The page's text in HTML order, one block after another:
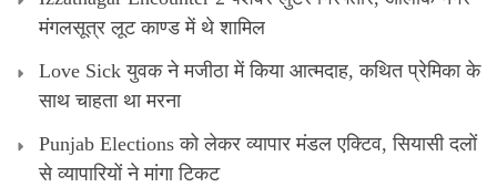
मंगलसूत्र लूट काण्‍ड में थे शामिल
Love Sick युवक ने मजीठा में किया आत्मदाह, कथित प्रेमिका के
साथ चाहता था मरना
Punjab Elections को लेकर व्यापार मंडल एक्टिव, सियासी दलों
से व्यापारियों ने मांगा टिकट